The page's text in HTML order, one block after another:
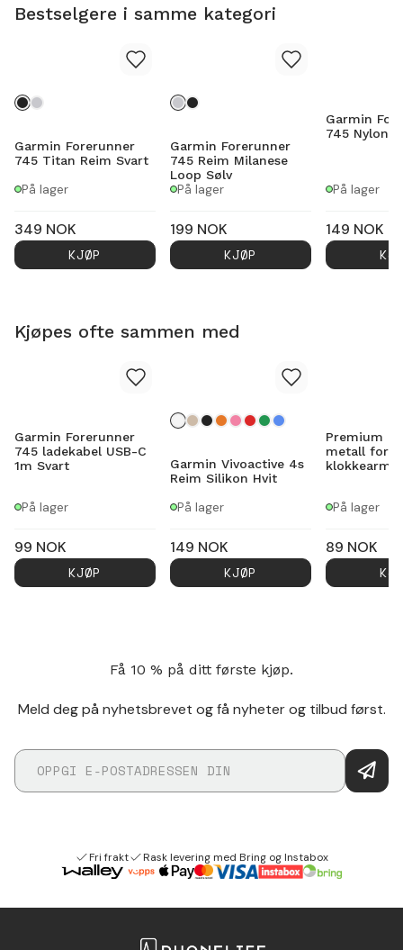
Bestselgere i samme kategori
Garmin Forerunner
745 Titan Reim Svart
På lager
349 NOK
KJØP
Garmin Forerunner
745 Reim Milanese
Loop Sølv
På lager
199 NOK
KJØP
Garmin
745
På lager
149 NOK
Kjøpes ofte sammen med
Garmin Forerunner
745 ladekabel USB-C
1m Svart
På lager
99 NOK
KJØP
Garmin Vivoactive 4s
Reim Silikon Hvit
På lager
149 NOK
KJØP
Premium
metall for
På lager
89 NOK
Få 10 % på ditt første kjøp.
Meld deg på nyhetsbrevet og få nyheter og tilbud først.
Fri frakt Rask levering med Bring og Instabox